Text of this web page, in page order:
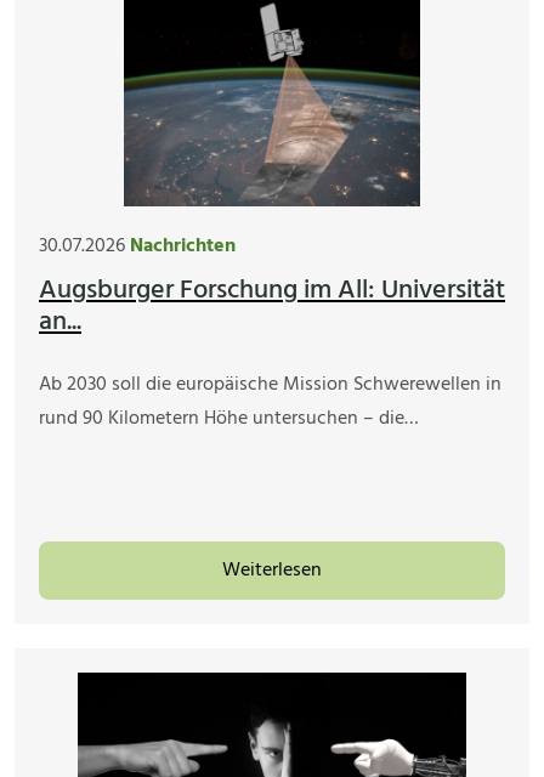
30.07.2026Nachrichten
Augsburger Forschung im All: Universität
an...
Ab 2030 soll die europäische Mission Schwerewellen in
rund 90 Kilometern Höhe untersuchen – die…
Weiterlesen